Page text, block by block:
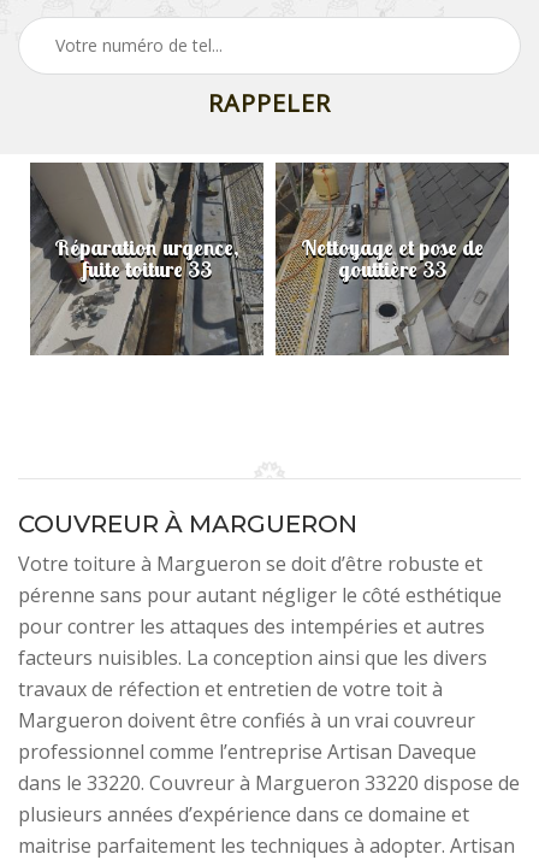
Réparation urgence,
fuite toiture 33
Nettoyage et pose de
gouttière 33
COUVREUR À MARGUERON
Votre toiture à Margueron se doit d’être robuste et
pérenne sans pour autant négliger le côté esthétique
pour contrer les attaques des intempéries et autres
facteurs nuisibles. La conception ainsi que les divers
travaux de réfection et entretien de votre toit à
Margueron doivent être confiés à un vrai couvreur
professionnel comme l’entreprise Artisan Daveque
dans le 33220. Couvreur à Margueron 33220 dispose de
plusieurs années d’expérience dans ce domaine et
maitrise parfaitement les techniques à adopter. Artisan